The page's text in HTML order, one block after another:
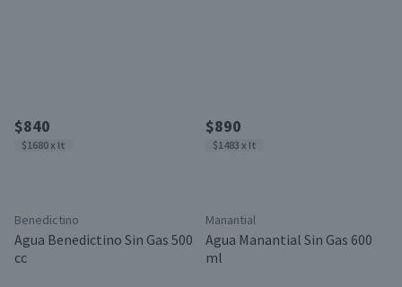
$840
$1680 x lt
Benedictino
Agua Benedictino Sin Gas 500
cc
$890
$1483 x lt
Manantial
Agua Manantial Sin Gas 600
ml